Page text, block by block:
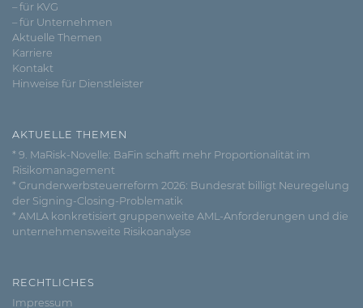
– für KVG
– für Unternehmen
Aktuelle Themen
Karriere
Kontakt
Hinweise für Dienstleister
AKTUELLE THEMEN
* 9. MaRisk-Novelle: BaFin schafft mehr Proportionalität im
Risikomanagement
* Grunderwerbsteuerreform 2026: Bundesrat billigt Neuregelung
der Signing-Closing-Problematik
* AMLA konkretisiert gruppenweite AML-Anforderungen und die
unternehmensweite Risikoanalyse
RECHTLICHES
Impressum